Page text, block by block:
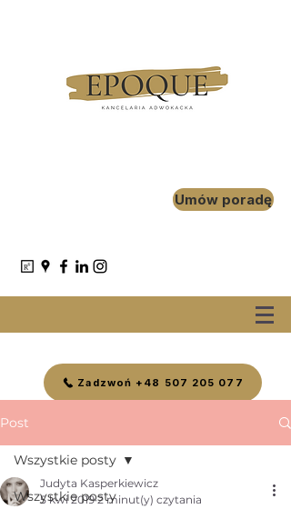
Umów poradę
Zadzwoń +48 507 205 077
Post
Wszystkie posty
Wszystkie posty
Judyta Kasperkiewicz
5 kwi 2019 2 minut(y) czytania